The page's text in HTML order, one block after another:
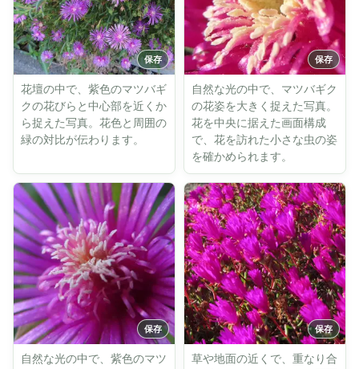
花壇の中で、紫色のマツバギ
クの花びらと中心部を近くか
ら捉えた写真。花色と周囲の
緑の対比が伝わります。
自然な光の中で、マツバギク
の花姿を大きく捉えた写真。
花を中央に据えた画面構成
で、花を訪れた小さな虫の姿
を確かめられます。
自然な光の中で、紫色のマツ
草や地面の近くで、重なり合